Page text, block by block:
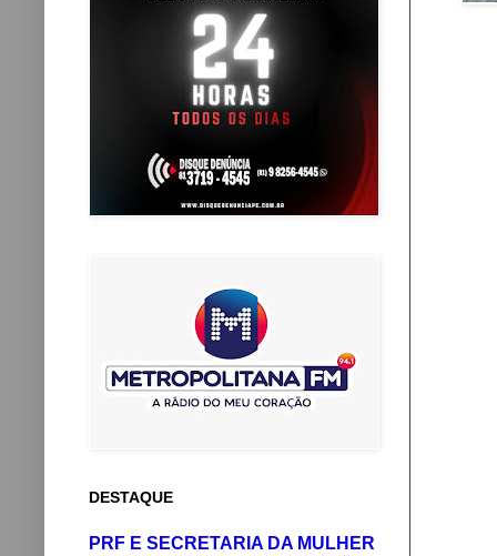
DESTAQUE
PRF E SECRETARIA DA MULHER